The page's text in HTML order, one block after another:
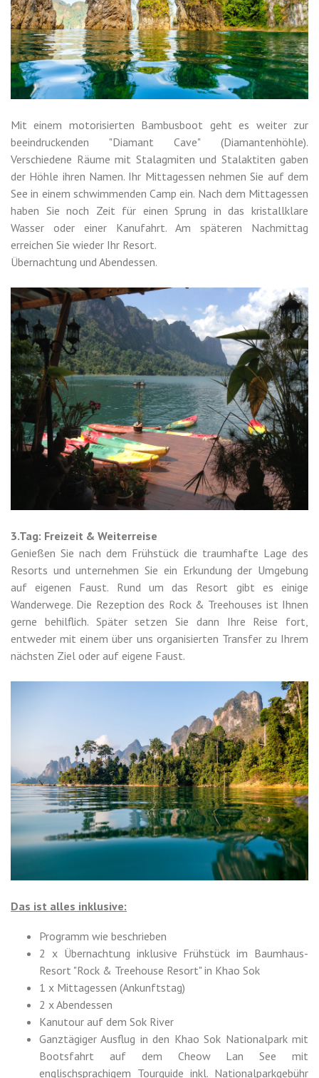
Mit einem motorisierten Bambusboot geht es weiter zur
beeindruckenden "Diamant Cave" (Diamantenhöhle).
Verschiedene Räume mit Stalagmiten und Stalaktiten gaben
der Höhle ihren Namen. Ihr Mittagessen nehmen Sie auf dem
See in einem schwimmenden Camp ein. Nach dem Mittagessen
haben Sie noch Zeit für einen Sprung in das kristallklare
Wasser oder einer Kanufahrt. Am späteren Nachmittag
erreichen Sie wieder Ihr Resort.
Übernachtung und Abendessen.
3.Tag: Freizeit & Weiterreise
Genießen Sie nach dem Frühstück die traumhafte Lage des
Resorts und unternehmen Sie ein Erkundung der Umgebung
auf eigenen Faust. Rund um das Resort gibt es einige
Wanderwege. Die Rezeption des Rock & Treehouses ist Ihnen
gerne behilflich. Später setzen Sie dann Ihre Reise fort,
entweder mit einem über uns organisierten Transfer zu Ihrem
nächsten Ziel oder auf eigene Faust.
Das ist alles inklusive:
Programm wie beschrieben
2 x Übernachtung inklusive Frühstück im Baumhaus-
Resort "Rock & Treehouse Resort" in Khao Sok
1 x Mittagessen (Ankunftstag)
2 x Abendessen
Kanutour auf dem Sok River
Ganztägiger Ausflug in den Khao Sok Nationalpark mit
Bootsfahrt auf dem Cheow Lan See mit
englischsprachigem Tourguide inkl. Nationalparkgebühr